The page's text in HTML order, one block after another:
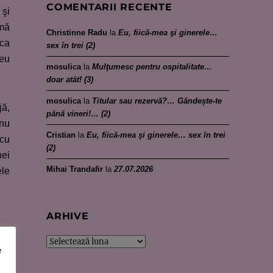
COMENTARII RECENTE
Christinne Radu la Eu, fiică-mea şi ginerele…
sex în trei (2)
mosulicala Mulţumesc pentru ospitalitate…
doar atât! (3)
mosulicala Titular sau rezervă?… Gândește-te
până vineri!… (2)
Cristian la Eu, fiică-mea şi ginerele… sex în trei
(2)
Mihai Trandafir la 27.07.2026
ARHIVE
Arhive